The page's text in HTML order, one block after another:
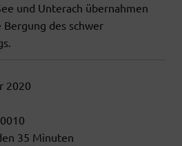
und Unterach übernahmen
Bergung des schwer
2020
35 Minuten